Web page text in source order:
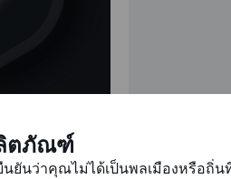
ตภัณฑ์
นยันว่าคุณไม่ได้เป็นพลเมืองหรือถิ่น
นจริงแล